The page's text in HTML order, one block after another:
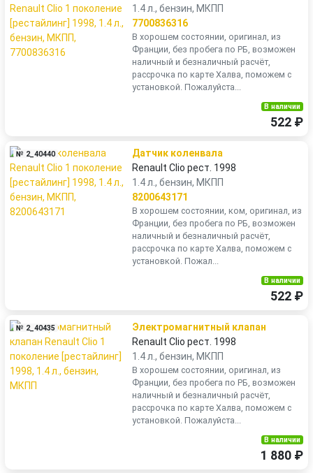
1.4 л., бензин, МКПП
7700836316
В хорошем состоянии, оригинал, из
Франции, без пробега по РБ, возможен
наличный и безналичный расчёт,
рассрочка по карте Халва, поможем с
установкой. Пожалуйста...
В наличии
522 ₽
№ 2_40440
Датчик коленвала
Renault Clio рест. 1998
1.4 л., бензин, МКПП
8200643171
В хорошем состоянии, ком, оригинал, из
Франции, без пробега по РБ, возможен
наличный и безналичный расчёт,
рассрочка по карте Халва, поможем с
установкой. Пожал...
В наличии
522 ₽
№ 2_40435
Электромагнитный клапан
Renault Clio рест. 1998
1.4 л., бензин, МКПП
В хорошем состоянии, оригинал, из
Франции, без пробега по РБ, возможен
наличный и безналичный расчёт,
рассрочка по карте Халва, поможем с
установкой. Пожалуйста...
В наличии
1 880 ₽